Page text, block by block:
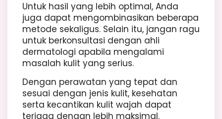
Untuk hasil yang lebih optimal, Anda
juga dapat mengombinasikan beberapa
metode sekaligus. Selain itu, jangan ragu
untuk berkonsultasi dengan ahli
dermatologi apabila mengalami
masalah kulit yang serius.
Dengan perawatan yang tepat dan
sesuai dengan jenis kulit, kesehatan
serta kecantikan kulit wajah dapat
terjaga dengan lebih maksimal.